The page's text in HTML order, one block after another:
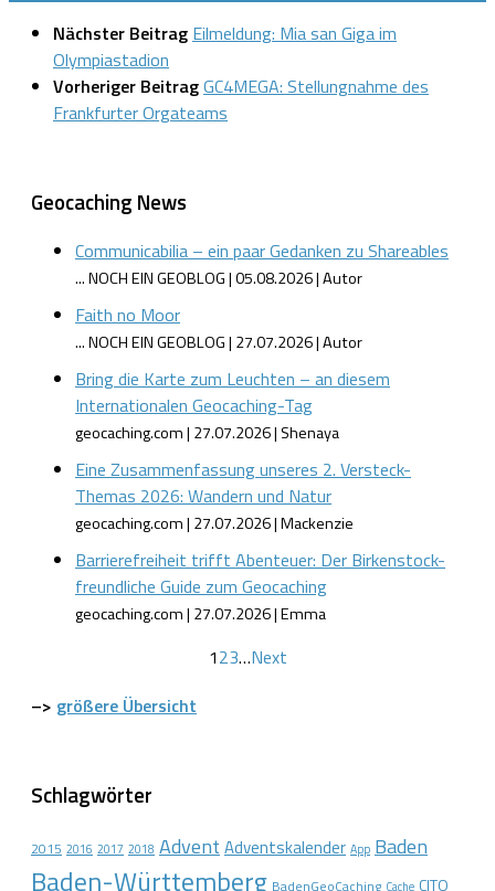
Nächster Beitrag Eilmeldung: Mia san Giga im
Olympiastadion
Vorheriger BeitragGC4MEGA: Stellungnahme des
Frankfurter Orgateams
Geocaching News
Communicabilia – ein paar Gedanken zu Shareables
... NOCH EIN GEOBLOG 05.08.2026 Autor
Faith no Moor
... NOCH EIN GEOBLOG 27.07.2026 Autor
Bring die Karte zum Leuchten – an diesem
Internationalen Geocaching-Tag
geocaching.com 27.07.2026 Shenaya
Eine Zusammenfassung unseres 2. Versteck-
Themas 2026: Wandern und Natur
geocaching.com 27.07.2026 Mackenzie
Barrierefreiheit trifft Abenteuer: Der Birkenstock-
freundliche Guide zum Geocaching
geocaching.com 27.07.2026 Emma
123…Next
–> größere Übersicht
Schlagwörter
2015 2016 2017 2018 Advent Adventskalender App Baden
Baden-Württemberg BadenGeoCaching Cache CITO